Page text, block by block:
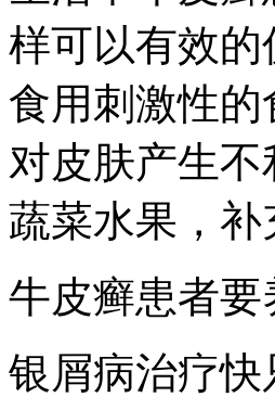
样可以有效
食用刺激性
对皮肤产生
蔬菜水果，补
牛皮癣患者
银屑病治疗